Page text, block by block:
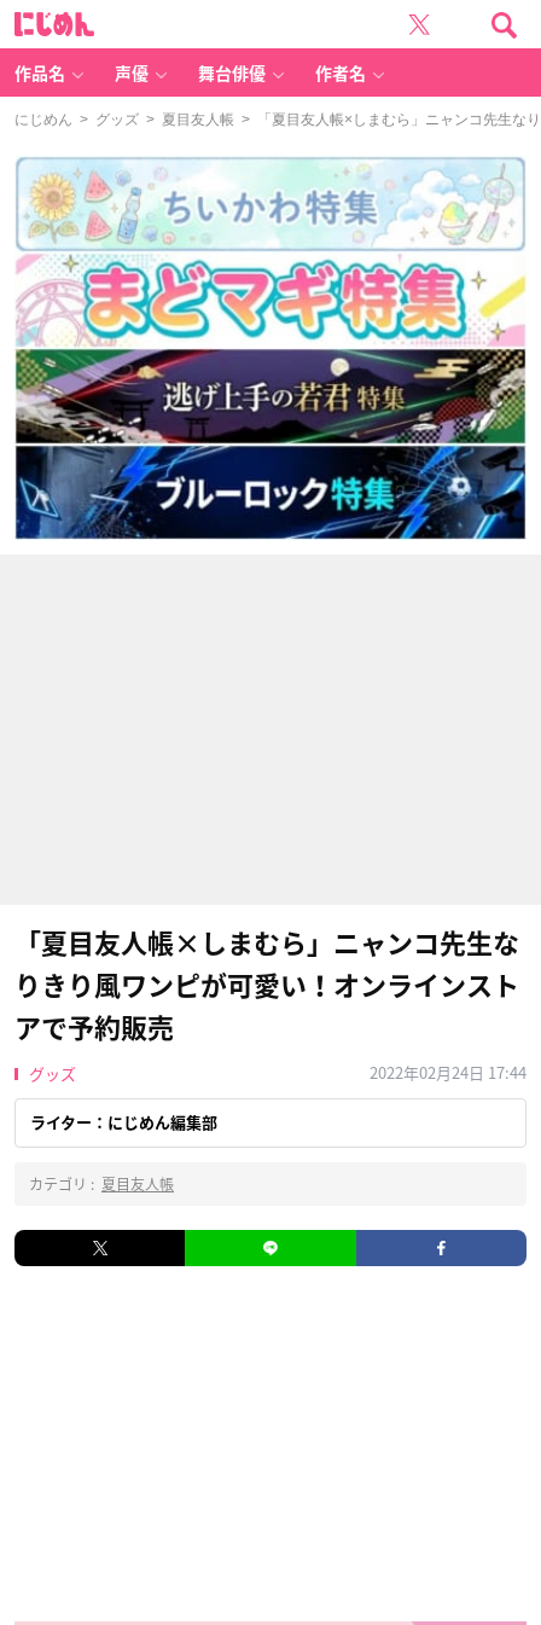
作品名 声優 舞台俳優 作者名
にじめん > グッズ > 夏目友人帳 > 「夏目友人帳×しまむら」ニャンコ先生な
「夏目友人帳×しまむら」ニャンコ先生な
りきり風ワンピが可愛い！オンラインスト
アで予約販売
グッズ 2022年02月24日 17:44
ライター：にじめん編集部
カテゴリ : 夏目友人帳